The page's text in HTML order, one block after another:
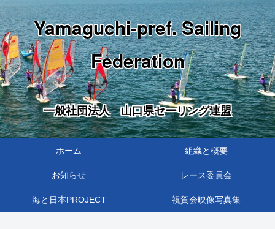
Yamaguchi-pref. Sailing
Federation
一般社団法人 山口県セーリング連盟
ホーム 組織と概要
お知らせ レース委員会
海と日本PROJECT 祝賀会映像写真集